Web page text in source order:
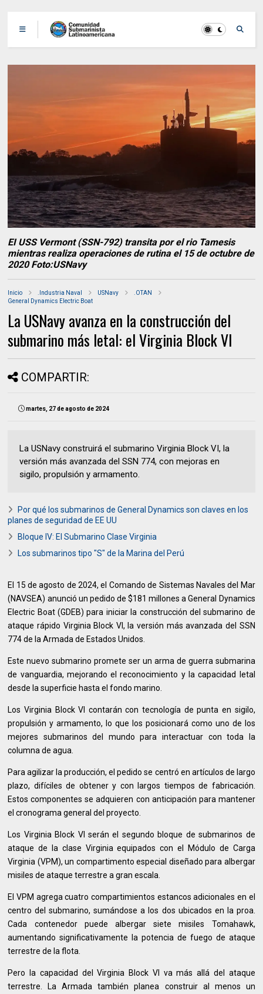
EI USS Vermont (SSN-792) transita por el rio Tamesis
mientras realiza operaciones de rutina el 15 de octubre de
2020 Foto:USNavy
Inicio .Industria Naval USNavy
.OTAN
General Dynamics Electric Boat
La USNavy avanza en la construcción del
submarino más letal: el Virginia Block VI
COMPARTIR:
martes, 27 de agosto de 2024
La USNavy construirá el submarino Virginia Block VI, la
versión más avanzada del SSN 774, con mejoras en
sigilo, propulsión y armamento.
Por qué los submarinos de General Dynamics son claves en los
planes de seguridad de EE UU
Bloque IV: El Submarino Clase Virginia
Los submarinos tipo "S" de la Marina del Perú
El 15 de agosto de 2024, el Comando de Sistemas Navales del Mar
(NAVSEA) anunció un pedido de $181 millones a General Dynamics
Electric Boat (GDEB) para iniciar la construcción del submarino de
ataque rápido Virginia Block VI, la versión más avanzada del SSN
774 de la Armada de Estados Unidos.
Este nuevo submarino promete ser un arma de guerra submarina
de vanguardia, mejorando el reconocimiento y la capacidad letal
desde la superficie hasta el fondo marino.
Los Virginia Block VI contarán con tecnología de punta en sigilo,
propulsión y armamento, lo que los posicionará como uno de los
mejores submarinos del mundo para interactuar con toda la
columna de agua.
Para agilizar la producción, el pedido se centró en artículos de largo
plazo, difíciles de obtener y con largos tiempos de fabricación.
Estos componentes se adquieren con anticipación para mantener
el cronograma general del proyecto.
Los Virginia Block VI serán el segundo bloque de submarinos de
ataque de la clase Virginia equipados con el Módulo de Carga
Virginia (VPM), un compartimento especial diseñado para albergar
misiles de ataque terrestre a gran escala.
El VPM agrega cuatro compartimientos estancos adicionales en el
centro del submarino, sumándose a los dos ubicados en la proa.
Cada contenedor puede albergar siete misiles Tomahawk,
aumentando significativamente la potencia de fuego de ataque
terrestre de la flota.
Pero la capacidad del Virginia Block VI va más allá del ataque
terrestre. La Armada también planea construir al menos un